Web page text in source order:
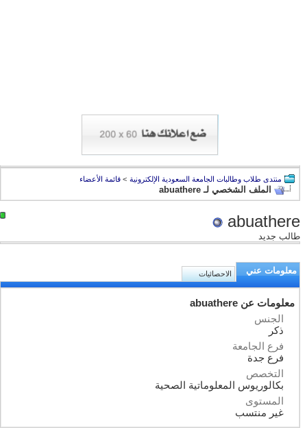
منتدى طلاب وطالبات الجامعة السعودية الإلكترونية > قائمة الأعضاء
الملف الشخصي لـ abuathere
abuathere
طالب جديد
معلومات عني الاحصائيات
معلومات عن abuathere
الجنس
ذكر
فرع الجامعة
فرع جدة
التخصص
بكالوريوس المعلوماتية الصحية
المستوى
غير منتسب